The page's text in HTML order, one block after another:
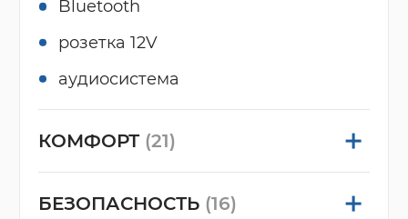
Bluetooth
розетка 12V
аудиосистема
КОМФОРТ (21)
БЕЗОПАСНОСТЬ (16)